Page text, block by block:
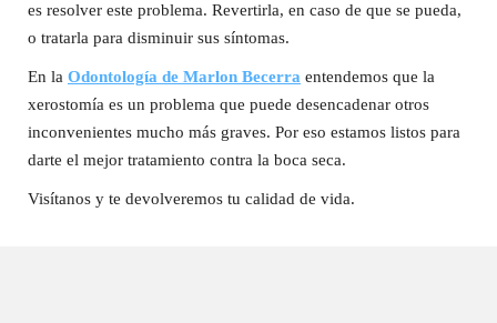
es resolver este problema. Revertirla, en caso de que se pueda,
o tratarla para disminuir sus síntomas.
En la Odontología de Marlon Becerra entendemos que la
xerostomía es un problema que puede desencadenar otros
inconvenientes mucho más graves. Por eso estamos listos para
darte el mejor tratamiento contra la boca seca.
Visítanos y te devolveremos tu calidad de vida.